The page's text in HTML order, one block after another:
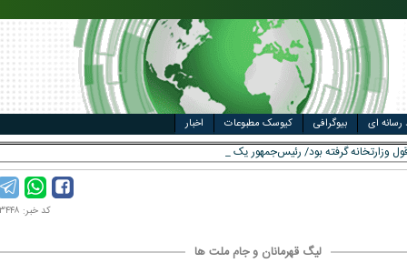
خودرو
رسانه ای بیوگرافی کیوسک مطبوعات اخبار
وزارتخانه گرفته بود/ رئیس‌جمهور یک بدهی انتخابات
کد خبر: ۹۸۱۱۰۳۴۴۸
لیگ قهرمانان و جام ملت ها